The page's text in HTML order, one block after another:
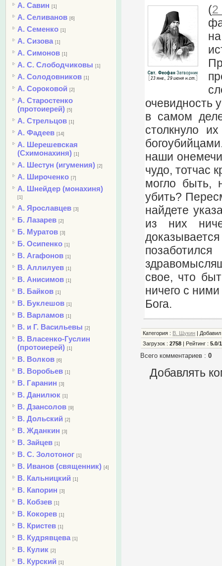
А. Савин [1]
А. Селиванов [6]
А. Семенко [1]
А. Сизова [1]
А. Симонов [1]
А. С. Слободчиковы [1]
А. Солодовников [1]
А. Сороковой [2]
А. Старостенко
(протоиерей) [5]
А. Стрельцов [1]
А. Фадеев [14]
А. Шерешевская
(Схимонахиня) [1]
А. Шестун (игумения) [2]
А. Широченко [7]
А. Шнейдер (монахиня)
[1]
А. Ярославцев [3]
Б. Лазарев [2]
Б. Муратов [3]
Б. Осипенко [1]
В. Агафонов [1]
В. Аллилуев [1]
В. Анисимов [1]
В. Байков [1]
В. Буклешов [1]
В. Варламов [1]
В. и Г. Васильевы [2]
В. Власенко-Гуслин
(протоиерей) [1]
В. Волков [6]
В. Воробьев [1]
В. Гаранин [3]
В. Данилюк [1]
В. Дзансолов [9]
В. Дольский [2]
В. Жданкин [3]
В. Зайцев [1]
В. С. Золотоног [1]
В. Иванов (священник) [4]
В. Кальницкий [1]
В. Капорин [3]
В. Кобзев [1]
В. Кокорев [1]
В. Кристев [1]
В. Кудрявцева [1]
В. Кулик [2]
В. Курский [1]
(
очевидность
в самом
столкнуло
наши
чудо, тотчас
могло быть,
убить?
найдете
из них
свое, что
ничего с
Бога.
Категория : В. Щукин
Загрузок :2758 Рейтинг :5.0/1
Всего комментариев :0
Добавлять